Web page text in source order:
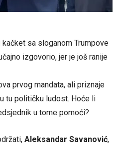
sa sloganom Trumpove
izgovorio, jer je još ranije
prvog mandata, ali priznaje
tu političku ludost. Hoće li
u tome pomoći?
Aleksandar Savanović,